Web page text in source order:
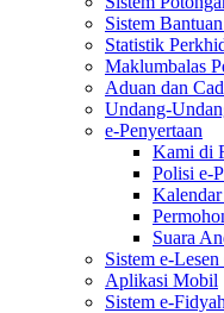
Sistem
Statistik
Maklumbalas
Aduan dan
Undang-
e-Penyertaan
Kami di
Polisi e-
Kalendar
Suara
Sistem e-
Aplikasi Mobil
Sistem e-Fidyah